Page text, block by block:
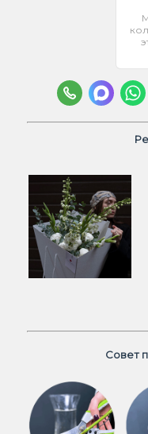
Совет